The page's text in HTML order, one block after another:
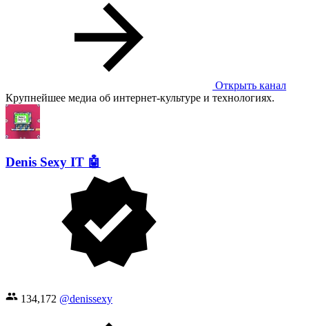
Открыть канал
Крупнейшее медиа об интернет-культуре и технологиях.
Denis Sexy IT 🤖
134,172 @denissexy